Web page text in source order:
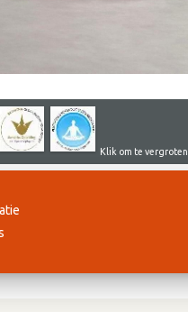
Klik om te vergroten